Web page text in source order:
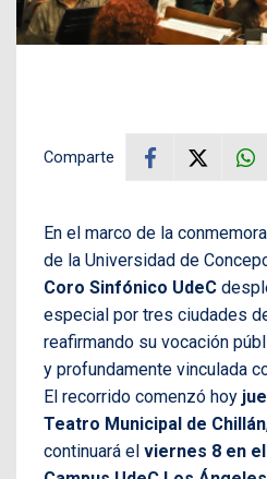
Comparte
En el marco de la
de la Universidad de
Coro Sinfónico UdeC
especial por tres ciudades
reafirmando su vocación
y profundamente vinculada
El recorrido comenzó hoy
Teatro Municipal de Chillán
continuará el viernes 8 en el